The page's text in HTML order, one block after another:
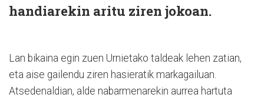
handiarekin aritu ziren jokoan.
Lan bikaina egin zuen Urnietako taldeak lehen zatian,
eta aise gailendu ziren hasieratik markagailuan.
Atsedenaldian, alde nabarmenarekin aurrea hartuta